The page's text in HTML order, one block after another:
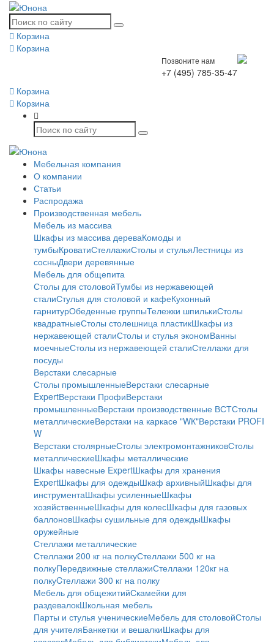
Корзина
Корзина
Позвоните нам
+7 (495) 785-35-47
Корзина
Корзина
Мебельная компания
О компании
Статьи
Распродажа
Производственная мебель
Мебель из массива
Шкафы из массива дереваКомоды и
тумбыКроватиСтеллажиСтолы и стульяЛестницы из
сосныДвери деревянные
Мебель для общепита
Столы для столовойТумбы из нержавеющей
сталиСтулья для столовой и кафеКухонный
гарнитурОбеденные группыТележки шпилькиСтолы
квадратныеСтолы столешница пластикШкафы из
нержавеющей сталиСтолы и стулья экономВанны
моечныеСтолы из нержавеющей сталиСтеллажи для
посуды
Верстаки слесарные
Столы промышленныеВерстаки слесарные
ExpertВерстаки ПрофиВерстаки
промышленныеВерстаки производственные ВСТСтолы
металлическиеВерстаки на каркасе "WК"Верстаки PROFI
W
Верстаки столярныеСтолы электромонтажниковСтолы
металлическиеШкафы металлические
Шкафы навесные ExpertШкафы для хранения
ExpertШкафы для одеждыШкаф архивныйШкафы для
инструментаШкафы усиленныеШкафы
хозяйственныеШкафы для колесШкафы для газовых
баллоновШкафы сушильные для одеждыШкафы
оружейные
Стеллажи металлические
Стеллажи 200 кг на полкуСтеллажи 500 кг на
полкуПередвижные стеллажиСтеллажи 120кг на
полкуCтеллажи 300 кг на полку
Мебель для общежитийСкамейки для
раздевалокШкольная мебель
Парты и стулья ученическиеМебель для столовойСтолы
для учителяБанкетки и вешалкиШкафы для